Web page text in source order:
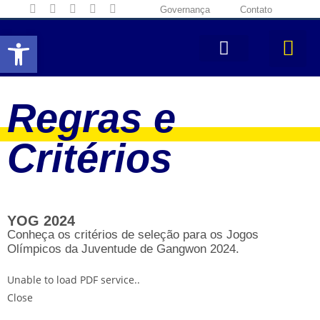
Abrir a barra de ferramentas
Governança Contato
Regras e
Critérios
YOG 2024
Conheça os critérios de seleção para os Jogos
Olímpicos da Juventude de Gangwon 2024.
Unable to load PDF service..
Close